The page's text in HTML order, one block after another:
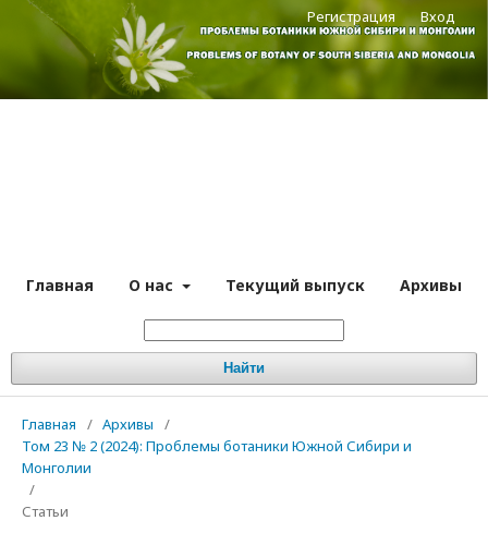
Главная О нас Текущий выпуск Архивы
Найти
Регистрация Вход
Главная / Архивы
/
Том 23 № 2 (2024): Проблемы ботаники Южной Сибири и
Монголии
/
Статьи